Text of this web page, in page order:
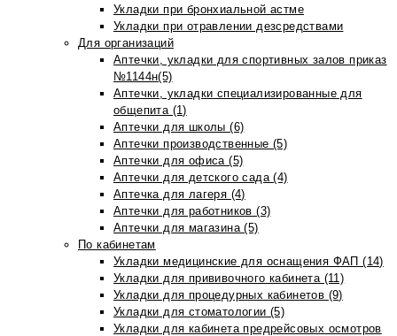
Укладки при бронхиальной астме
Укладки при отравлении дезсредствами
Для организаций
Аптечки, укладки для спортивных залов приказ
№1144н(5)
Аптечки, укладки специализированные для
общепита (1)
Аптечки для школы (6)
Аптечки производственные (5)
Аптечки для офиса (5)
Аптечки для детского сада (4)
Аптечка для лагеря (4)
Аптечки для работников (3)
Аптечки для магазина (5)
По кабинетам
Укладки медицинские для оснащения ФАП (14)
Укладки для прививочного кабинета (11)
Укладки для процедурных кабинетов (9)
Укладки для стоматологии (5)
Укладки для кабинета предрейсовых осмотров